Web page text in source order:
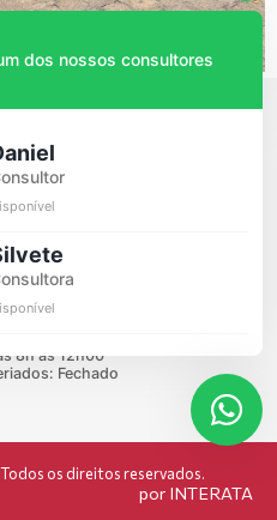
Montenegro, Lapa - PR
CEP 83750-000
8h00 às 18h00
8h às 12h00
Fechado
os direitos reservados.
por INTERATA
dos nossos consultores